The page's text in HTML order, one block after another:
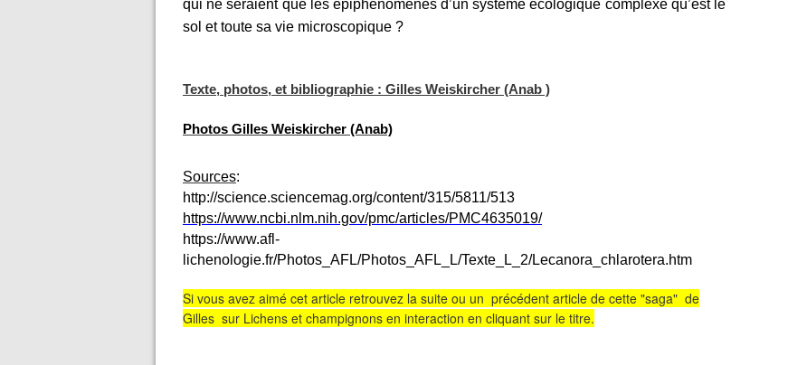
qui ne seraient que les épiphénomènes d’un système écologique complexe qu’est le
sol et toute sa vie microscopique ?
Texte, photos, et bibliographie : Gilles Weiskircher (Anab )
Photos Gilles Weiskircher (Anab)
Sources:
http://science.sciencemag.org/content/315/5811/513
https://www.ncbi.nlm.nih.gov/pmc/articles/PMC4635019/
https://www.afl-
lichenologie.fr/Photos_AFL/Photos_AFL_L/Texte_L_2/Lecanora_chlarotera.htm
Si vous avez aimé cet article retrouvez la suite ou un précédent article de cette "saga" de
Gilles sur Lichens et champignons en interaction en cliquant sur le titre.